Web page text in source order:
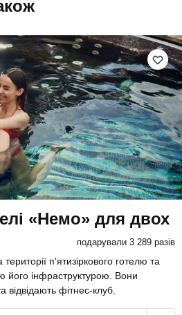
«Немо» для двох
подарували 3 289 разів
п'ятизіркового готелю та
його інфраструктурою. Вони
відвідають фітнес-клуб.